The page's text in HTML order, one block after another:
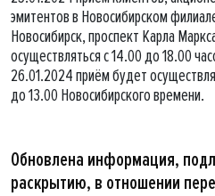
эмитентов в Новосибирском
Новосибирск, проспект Карла
осуществляться с 14.00 до 18.00
26.01.2024 приём будет
до 13.00 Новосибирского времени.
Обновлена информация,
раскрытию, в отношении